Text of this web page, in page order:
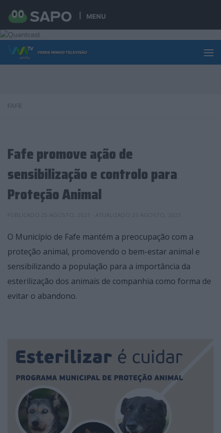
MENU
Skip to content
Fafe promove ação de
sensibilização e controlo para
Proteção Animal
O Município de Fafe mantém a preocupação com a
proteção animal, promovendo o bem-estar animal e
sensibilizando a população para a importância da
esterilização dos animais de companhia como forma de
evitar o abandono.